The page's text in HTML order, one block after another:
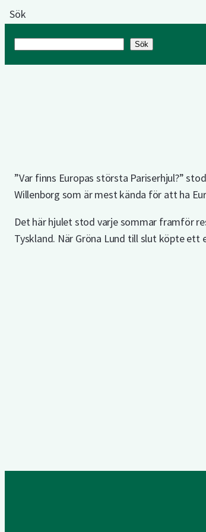
Hoppa
Sök
Sök
”Var finns Europas största Pariserhjul?”
Willenborg som är mest kända för att ha
Det här hjulet stod varje sommar framför
Tyskland. När Gröna Lund till slut köpte ett